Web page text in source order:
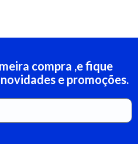
compra ,e fique
e promoções.